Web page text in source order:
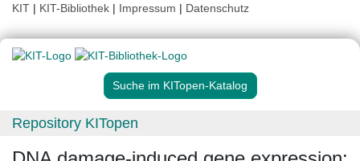
KIT | KIT-Bibliothek | Impressum | Datenschutz
Suche im KITopen-Katalog
Repository KITopen